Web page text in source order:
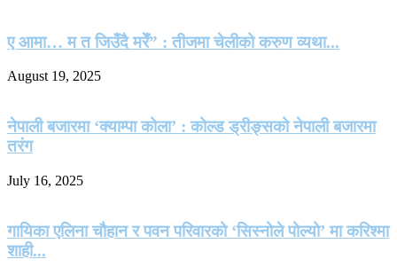
ए आमा… म त जिउँदै मरेँ” : तीजमा चेलीको करुण व्यथा...
August 19, 2025
नेपाली बजारमा ‘क्याम्पा कोला’ : कोल्ड ड्रीङ्सको नेपाली बजारमा
तरंग
July 16, 2025
गायिका एलिना चौहान र पवन परिवारको ‘सिस्नोले पोल्यो’ मा करिश्मा
शाही...